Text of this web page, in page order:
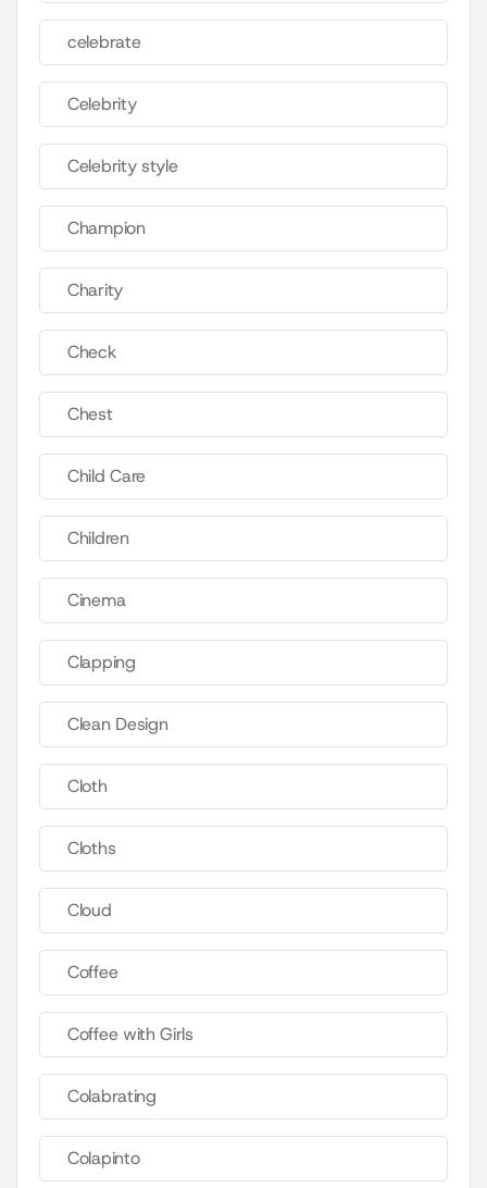
celebrate
Celebrity
Celebrity style
Champion
Charity
Check
Chest
Child Care
Children
Cinema
Clapping
Clean Design
Cloth
Cloths
Cloud
Coffee
Coffee with Girls
Colabrating
Colapinto